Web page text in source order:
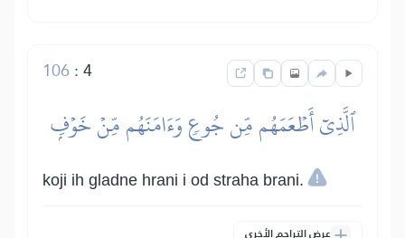
4
:
106
ٱلَّذِيٓ أَطۡعَمَهُم مِّن جُوعٖ وَءَامَنَهُم مِّنۡ خَوۡفِۭ
koji ih gladne hrani i od straha brani.
عرض التراجم الأخرى